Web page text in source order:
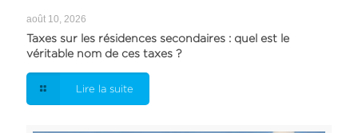
août 10, 2026
Taxes sur les résidences secondaires : quel est le
véritable nom de ces taxes ?
Lire la suite